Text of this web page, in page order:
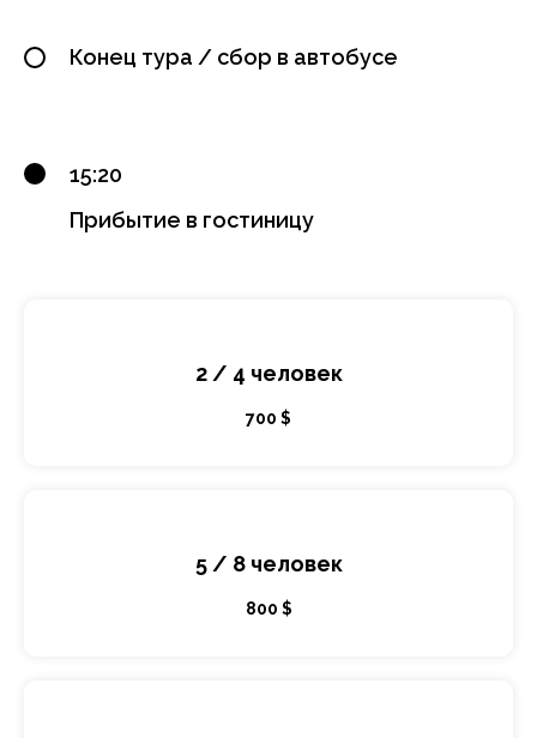
Конец тура / сбор в автобусе
15:20
Прибытие в гостиницу
2 / 4 человек
700 $
5 / 8 человек
800 $